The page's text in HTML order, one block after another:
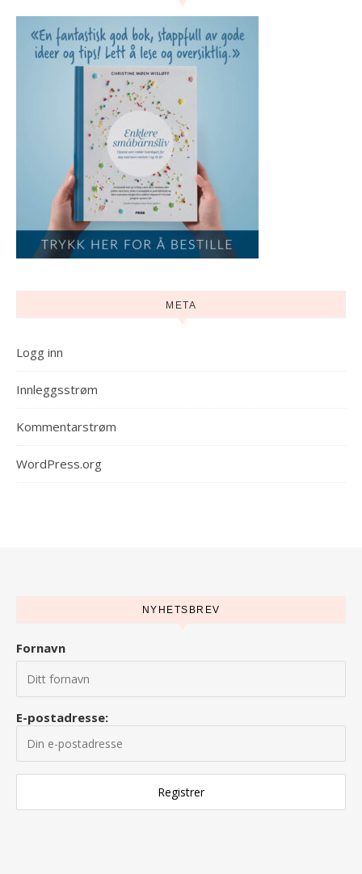
META
Logg inn
Innleggsstrøm
Kommentarstrøm
WordPress.org
NYHETSBREV
Fornavn
E-postadresse: